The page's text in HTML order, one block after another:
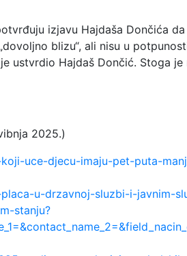
izjavu Hajdaša Dončića
blizu“, ali nisu u
ustvrdio Hajdaš Dončić. Stoga
2025.)
uce-djecu-imaju-pet-puta-
u-drzavnoj-sluzbi-i-javnim-
stanju?